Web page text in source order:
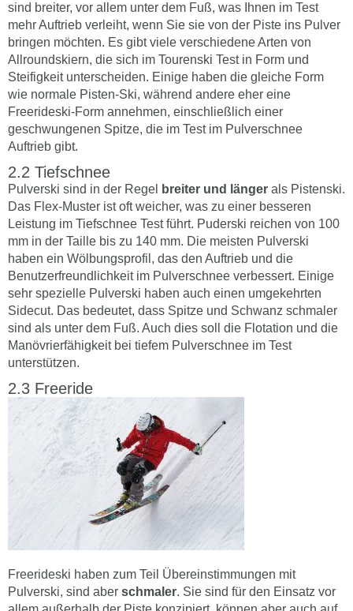
sind breiter, vor allem unter dem Fuß, was Ihnen im Test
mehr Auftrieb verleiht, wenn Sie sie von der Piste ins Pulver
bringen möchten. Es gibt viele verschiedene Arten von
Allroundskiern, die sich im Tourenski Test in Form und
Steifigkeit unterscheiden. Einige haben die gleiche Form
wie normale Pisten-Ski, während andere eher eine
Freerideski-Form annehmen, einschließlich einer
geschwungenen Spitze, die im Test im Pulverschnee
Auftrieb gibt.
Tiefschnee
Pulverski sind in der Regel breiter und länger als Pistenski.
Das Flex-Muster ist oft weicher, was zu einer besseren
Leistung im Tiefschnee Test führt. Puderski reichen von 100
mm in der Taille bis zu 140 mm. Die meisten Pulverski
haben ein Wölbungsprofil, das den Auftrieb und die
Benutzerfreundlichkeit im Pulverschnee verbessert. Einige
sehr spezielle Pulverski haben auch einen umgekehrten
Sidecut. Das bedeutet, dass Spitze und Schwanz schmaler
sind als unter dem Fuß. Auch dies soll die Flotation und die
Manövrierfähigkeit bei tiefem Pulverschnee im Test
unterstützen.
Freeride
Freerideski haben zum Teil Übereinstimmungen mit
Pulverski, sind aber schmaler. Sie sind für den Einsatz vor